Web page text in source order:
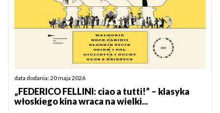
data dodania: 20 maja 2026
„FEDERICO FELLINI: ciao a tutti!” – klasyka
włoskiego kina wraca na wielki...